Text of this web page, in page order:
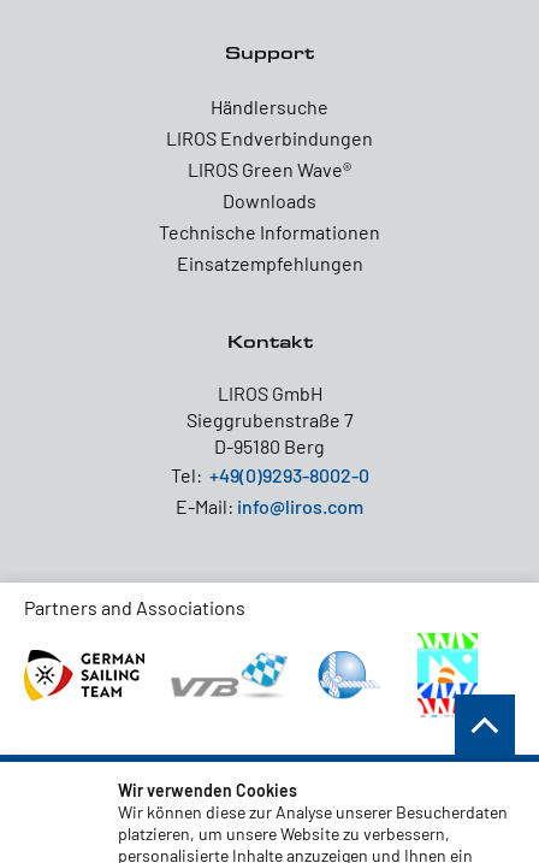
Support
Händlersuche
LIROS Endverbindungen
LIROS Green Wave®
Downloads
Technische Informationen
Einsatzempfehlungen
Kontakt
LIROS GmbH
Sieggrubenstraße 7
D-95180 Berg
Tel: +49(0)9293-8002-0
E-Mail: info@liros.com
Partners and Associations
AGB
Datenschutz
Haftungsauschluss
Wir verwenden Cookies
Wir können diese zur Analyse unserer Besucherdaten
platzieren, um unsere Website zu verbessern,
personalisierte Inhalte anzuzeigen und Ihnen ein